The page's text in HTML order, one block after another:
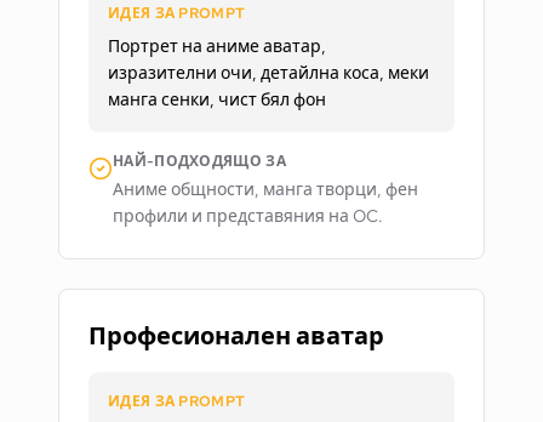
ИДЕЯ ЗА PROMPT
Портрет на аниме аватар,
изразителни очи, детайлна коса, меки
манга сенки, чист бял фон
НАЙ-ПОДХОДЯЩО ЗА
Аниме общности, манга творци, фен
профили и представяния на OC.
Професионален аватар
ИДЕЯ ЗА PROMPT